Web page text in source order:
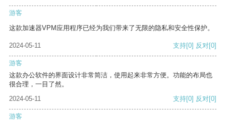
游客
这款加速器VPM应用程序已经为我们带来了无限的隐私和安全性保护。
2024-05-11 支持[0] 反对[0]
游客
这款办公软件的界面设计非常简洁，使用起来非常方便。功能的布局也
很合理，一目了然。
2024-05-11
支持[0] 反对[0]
游客